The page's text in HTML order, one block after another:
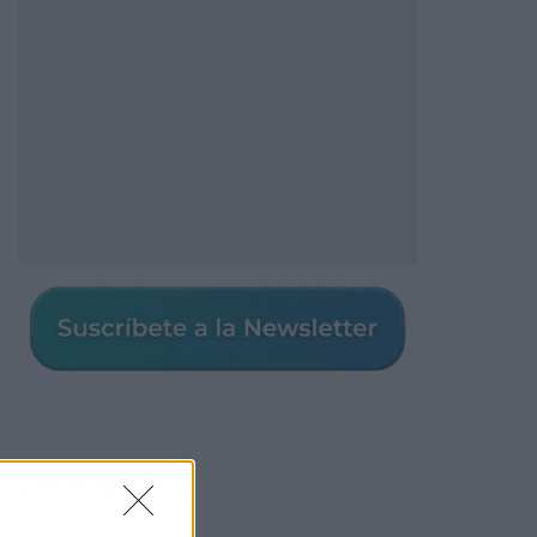
Los más vistos